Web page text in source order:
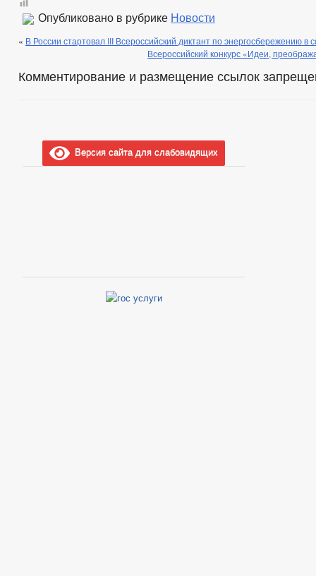
Опубликовано в рубрике Новости
« В России стартовал III Всероссийский диктант по энергосбережению
Всероссийский конкурс «Идеи,
Комментирование и размещение ссылок
Версия сайта для слабовидящих